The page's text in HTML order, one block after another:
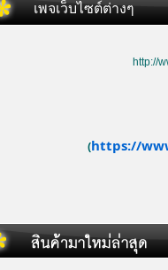
เพจเว็บไซต์ต่างๆ
http://
(https://